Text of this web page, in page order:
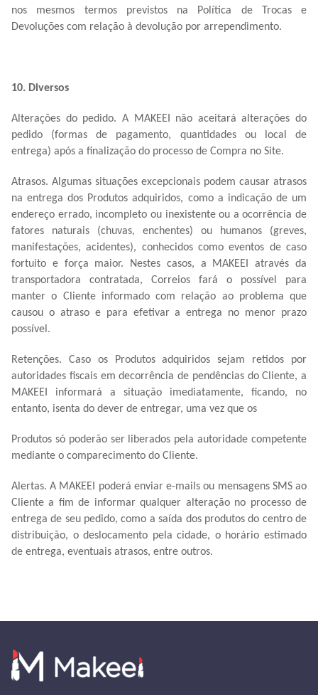
nos mesmos termos previstos na Política de Trocas e
Devoluções com relação à devolução por arrependimento.
10. Diversos
Alterações do pedido. A MAKEEI não aceitará alterações do
pedido (formas de pagamento, quantidades ou local de
entrega) após a finalização do processo de Compra no Site.
Atrasos. Algumas situações excepcionais podem causar atrasos
na entrega dos Produtos adquiridos, como a indicação de um
endereço errado, incompleto ou inexistente ou a ocorrência de
fatores naturais (chuvas, enchentes) ou humanos (greves,
manifestações, acidentes), conhecidos como eventos de caso
fortuito e força maior. Nestes casos, a MAKEEI através da
transportadora contratada, Correios fará o possível para
manter o Cliente informado com relação ao problema que
causou o atraso e para efetivar a entrega no menor prazo
possível.
Retenções. Caso os Produtos adquiridos sejam retidos por
autoridades fiscais em decorrência de pendências do Cliente, a
MAKEEI informará a situação imediatamente, ficando, no
entanto, isenta do dever de entregar, uma vez que os
Produtos só poderão ser liberados pela autoridade competente
mediante o comparecimento do Cliente.
Alertas. A MAKEEI poderá enviar e-mails ou mensagens SMS ao
Cliente a fim de informar qualquer alteração no processo de
entrega de seu pedido, como a saída dos produtos do centro de
distribuição, o deslocamento pela cidade, o horário estimado
de entrega, eventuais atrasos, entre outros.